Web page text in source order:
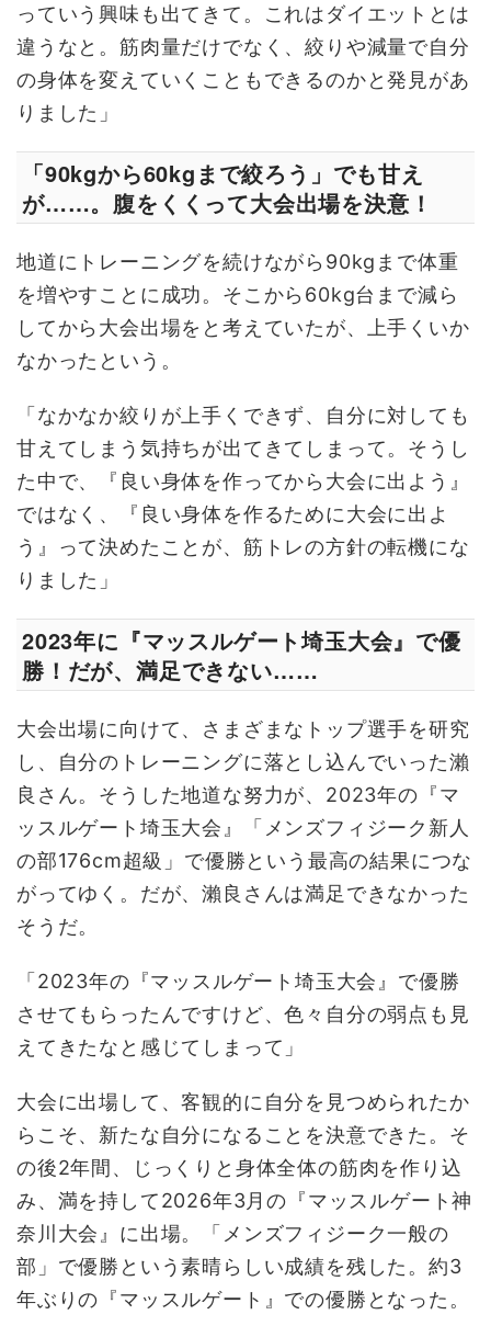
っていう興味も出てきて。これはダイエットとは
違うなと。筋肉量だけでなく、絞りや減量で自分
の身体を変えていくこともできるのかと発見があ
りました」
「90kgから60kgまで絞ろう」でも甘え
が……。腹をくくって大会出場を決意！
地道にトレーニングを続けながら90kgまで体重
を増やすことに成功。そこから60kg台まで減ら
してから大会出場をと考えていたが、上手くいか
なかったという。
「なかなか絞りが上手くできず、自分に対しても
甘えてしまう気持ちが出てきてしまって。そうし
た中で、『良い身体を作ってから大会に出よう』
ではなく、『良い身体を作るために大会に出よ
う』って決めたことが、筋トレの方針の転機にな
りました」
2023年に『マッスルゲート埼玉大会』で優
勝！だが、満足できない……
大会出場に向けて、さまざまなトップ選手を研究
し、自分のトレーニングに落とし込んでいった瀨
良さん。そうした地道な努力が、2023年の『マ
ッスルゲート埼玉大会』「メンズフィジーク新人
の部176cm超級」で優勝という最高の結果につな
がってゆく。だが、瀨良さんは満足できなかった
そうだ。
「2023年の『マッスルゲート埼玉大会』で優勝
させてもらったんですけど、色々自分の弱点も見
えてきたなと感じてしまって」
大会に出場して、客観的に自分を見つめられたか
らこそ、新たな自分になることを決意できた。そ
の後2年間、じっくりと身体全体の筋肉を作り込
み、満を持して2026年3月の『マッスルゲート神
奈川大会』に出場。「メンズフィジーク一般の
部」で優勝という素晴らしい成績を残した。約3
年ぶりの『マッスルゲート』での優勝となった。